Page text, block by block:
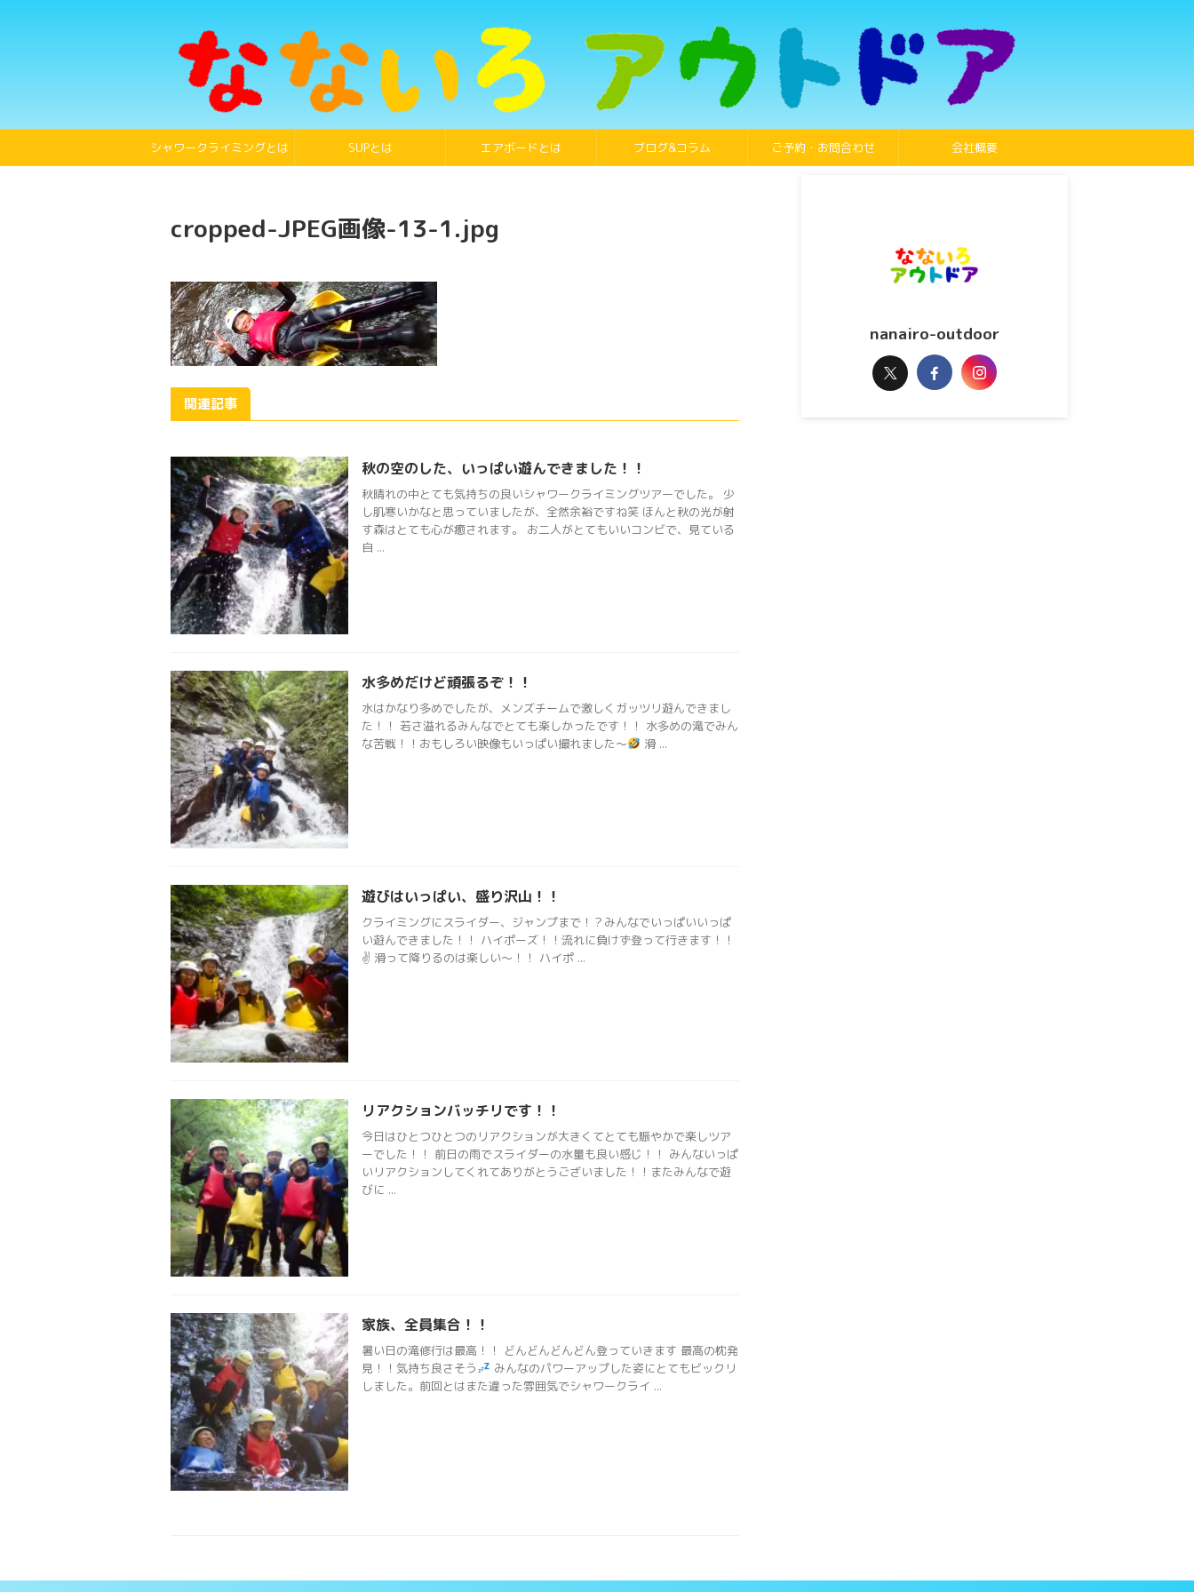
シャワークライミングとは SUPとは エアボードとは ブログ&コラム ご予約・お問合わせ 会社概要
cropped-JPEG画像-13-1.jpg
関連記事
秋の空のした、いっぱい遊んできました！！
秋晴れの中とても気持ちの良いシャワークライミングツアーでした。 少
し肌寒いかなと思っていましたが、全然余裕ですね笑 ほんと秋の光が射
す森はとても心が癒されます。 お二人がとてもいいコンビで、見ている
自 ...
水多めだけど頑張るぞ！！
水はかなり多めでしたが、メンズチームで激しくガッツリ遊んできまし
た！！ 若さ溢れるみんなでとても楽しかったです！！ 水多めの滝でみん
な苦戦！！おもしろい映像もいっぱい撮れました〜
滑 ...
遊びはいっぱい、盛り沢山！！
クライミングにスライダー、ジャンプまで！？みんなでいっぱいいっぱ
い遊んできました！！ ハイポーズ！！流れに負けず登って行きます！！
✌️ 滑って降りるのは楽しい〜！！ ハイポ ...
リアクションバッチリです！！
今日はひとつひとつのリアクションが大きくてとても賑やかで楽しツア
ーでした！！ 前日の雨でスライダーの水量も良い感じ！！ みんないっぱ
いリアクションしてくれてありがとうございました！！またみんなで遊
びに ...
家族、全員集合！！
暑い日の滝修行は最高！！ どんどんどんどん登っていきます 最高の枕発
見！！気持ち良さそう
みんなのパワーアップした姿にとてもビックリ
しました。前回とはまた違った雰囲気でシャワークライ ...
nanairo-outdoor